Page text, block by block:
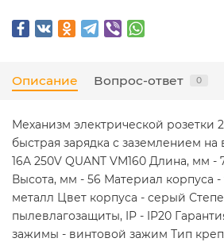
Описание Вопрос-ответ 0
Механизм электрической розетки
быстрая зарядка с заземлением
16A 250V QUANT VM160 Длина, мм
Высота, мм - 56 Материал корпуса -
металл Цвет корпуса - серый
пылевлагозащиты, IP - IP20
зажимы - винтовой зажим Тип